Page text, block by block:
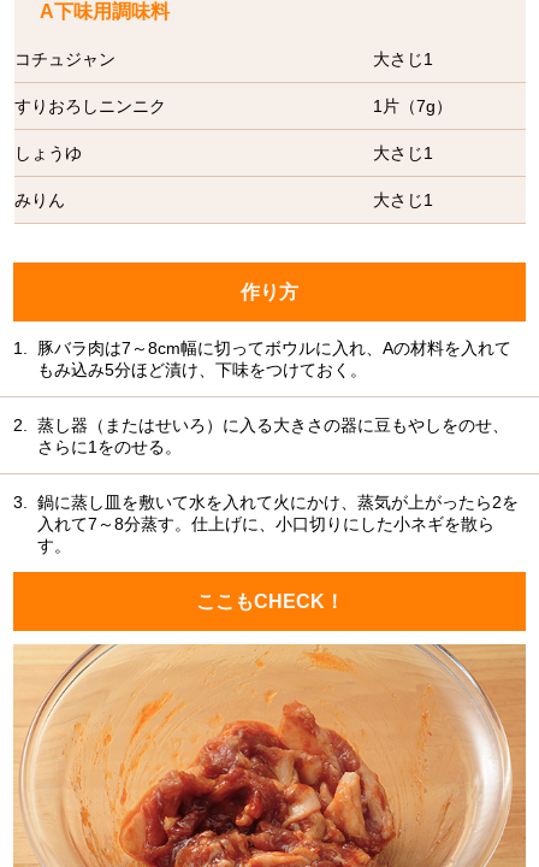
A下味用調味料
コチュジャン 大さじ1
すりおろしニンニク 1片（7g）
しょうゆ 大さじ1
みりん 大さじ1
作り方
1.
豚バラ肉は7～8cm幅に切ってボウルに入れ、Aの材料を入れて
もみ込み5分ほど漬け、下味をつけておく。
2.
蒸し器（またはせいろ）に入る大きさの器に豆もやしをのせ、
さらに1をのせる。
3.
鍋に蒸し皿を敷いて水を入れて火にかけ、蒸気が上がったら2を
入れて7～8分蒸す。仕上げに、小口切りにした小ネギを散ら
す。
ここもCHECK！